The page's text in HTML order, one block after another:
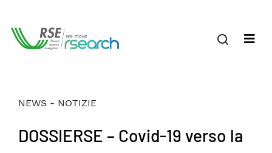
NEWS - NOTIZIE
DOSSIERSE – Covid-19 verso la